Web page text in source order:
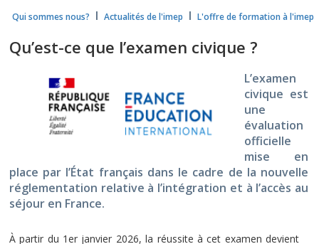
Qui sommes nous? I Actualités de l'imep I L'offre de formation à l'imep
Qu’est-ce que l’examen civique ?
L’examen
civique est
une
évaluation
officielle
mise en
place par l’État français dans le cadre de la nouvelle
réglementation relative à l’intégration et à l’accès au
séjour en France.
À partir du 1er janvier 2026, la réussite à cet examen devient